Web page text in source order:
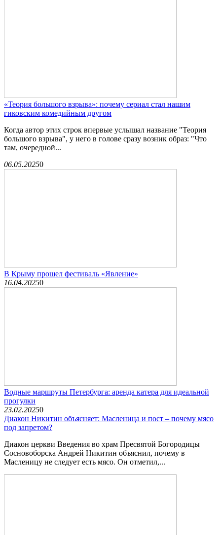
«Теория большого взрыва»: почему сериал стал нашим
гиковским комедийным другом
Когда автор этих строк впервые услышал название "Теория
большого взрыва", у него в голове сразу возник образ: "Что
там, очередной...
06.05.20250
В Крыму прошел фестиваль «Явление»
16.04.20250
Водные маршруты Петербурга: аренда катера для идеальной
прогулки
23.02.20250
Диакон Никитин объясняет: Масленица и пост – почему мясо
под запретом?
Диакон церкви Введения во храм Пресвятой Богородицы
Сосновоборска Андрей Никитин объяснил, почему в
Масленицу не следует есть мясо. Он отметил,...